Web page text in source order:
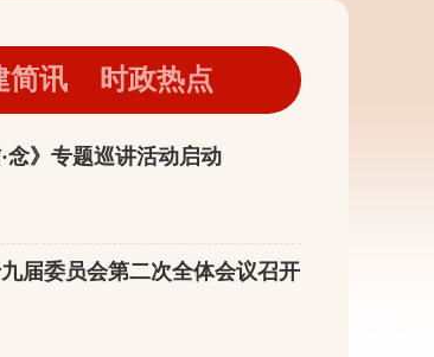
简讯 时政热点
念》专题巡讲活动启动
届委员会第二次全体会议召开